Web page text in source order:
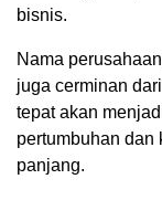
bisnis.
Nama
juga cerminan
tepat akan
pertumbuhan dan
panjang.